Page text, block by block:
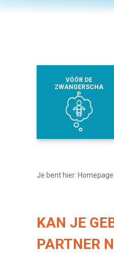
VÓÓR DE
ZWANGERSCHA
P
Je bent hier: Homepage
KAN JE
PARTNER